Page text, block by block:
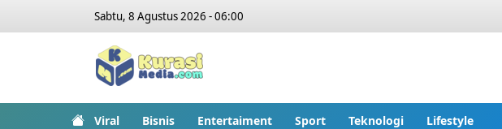
Sabtu, 8 Agustus 2026 - 06:00
Viral Bisnis Entertaiment Sport Teknologi Lifestyle